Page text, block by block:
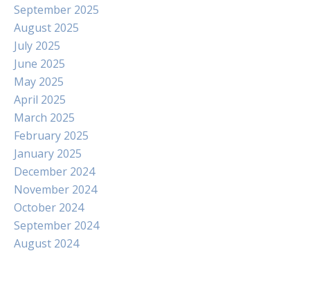
September 2025
August 2025
July 2025
June 2025
May 2025
April 2025
March 2025
February 2025
January 2025
December 2024
November 2024
October 2024
September 2024
August 2024